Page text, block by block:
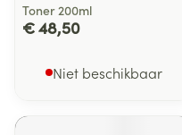
Toner 200ml
€ 48,50
Niet beschikbaar